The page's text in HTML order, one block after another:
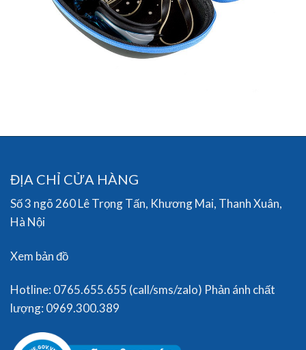
ĐỊA CHỈ CỬA HÀNG
Số 3 ngõ 260 Lê Trọng Tấn, Khương Mai, Thanh Xuân,
Hà Nội
Xem bản đồ
Hotline: 0765.655.655 (call/sms/zalo) Phản ánh chất
lượng: 0969.300.389